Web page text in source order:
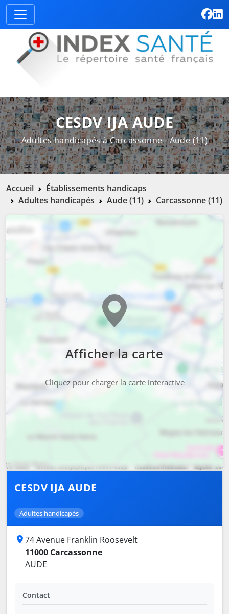
CESDV IJA AUDE
Adultes handicapés à Carcassonne - Aude (11)
Accueil
Établissements handicaps
Adultes handicapés
Aude (11) Carcassonne (11)
Afficher la carte
Cliquez pour charger la carte interactive
CESDV IJA AUDE
Adultes handicapés
74 Avenue Franklin Roosevelt
11000 Carcassonne
AUDE
Contact